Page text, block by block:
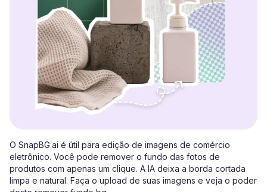
O SnapBG.ai é útil para edição de imagens de comércio
eletrônico. Você pode remover o fundo das fotos de
produtos com apenas um clique. A IA deixa a borda cortada
limpa e natural. Faça o upload de suas imagens e veja o poder